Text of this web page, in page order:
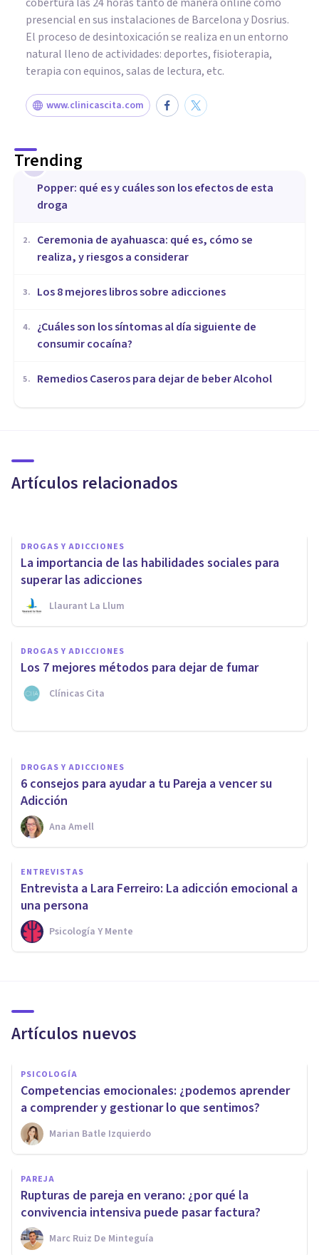
presencial en sus instalaciones de Barcelona y Dosrius.
El proceso de desintoxicación se realiza en un entorno
natural lleno de actividades: deportes, fisioterapia,
terapia con equinos, salas de lectura, etc.
www.clinicascita.com
Trending
1
Popper: qué es y cuáles son los efectos de esta
droga
2.
Ceremonia de ayahuasca: qué es, cómo se
realiza, y riesgos a considerar
3. Los 8 mejores libros sobre adicciones
4.
¿Cuáles son los síntomas al día siguiente de
consumir cocaína?
5. Remedios Caseros para dejar de beber Alcohol
Artículos relacionados
eficaces para el alcoholismo
DROGAS Y ADICCIONES
La importancia de las habilidades sociales para
superar las adicciones
Llaurant La Llum
DROGAS Y ADICCIONES
Los 7 mejores métodos para dejar de fumar
Clínicas Cita
PSICOLOGÍA CLÍNICA
Los 5 beneficios de la terapia
de grupo en el tratamiento de
adicciones
DROGAS Y ADICCIONES
6 consejos para ayudar a tu Pareja a vencer su
Adicción
Ana Amell
ENTREVISTAS
Entrevista a Lara Ferreiro: La adicción emocional a
una persona
Psicología Y Mente
Artículos nuevos
PSICOLOGÍA
Competencias emocionales: ¿podemos aprender
a comprender y gestionar lo que sentimos?
Marian Batle Izquierdo
PAREJA
Rupturas de pareja en verano: ¿por qué la
convivencia intensiva puede pasar factura?
Marc Ruiz De Minteguía